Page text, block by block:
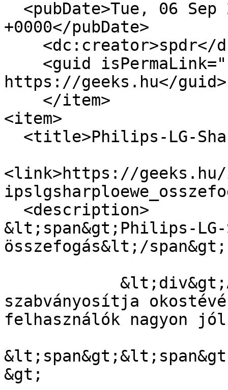
+0000</pubDate>
https://geeks.hu</guid>
<item>
<link>https://
&lt;span&gt;Philips-LG-
összefogás&lt;/span&gt;
szabványosítja
felhasználók nagyon
&gt;